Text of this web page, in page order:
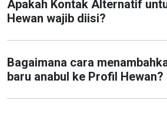
Apakah Kontak Alternatif
Hewan wajib diisi?
Bagaimana cara
baru anabul ke Profil Hewan?